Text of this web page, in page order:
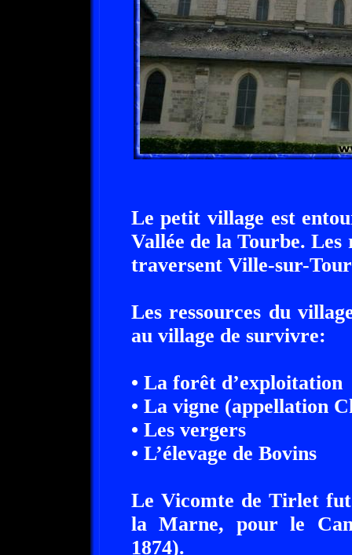
Le petit village est
Vallée de la Tourbe. Les
traversent Ville-sur-
Les ressources du
au village de survivre:
• La forêt d’exploitation
• La vigne (appellation
• Les vergers
• L’élevage de Bovins
Le Vicomte de Tirlet
la Marne, pour le
1874).